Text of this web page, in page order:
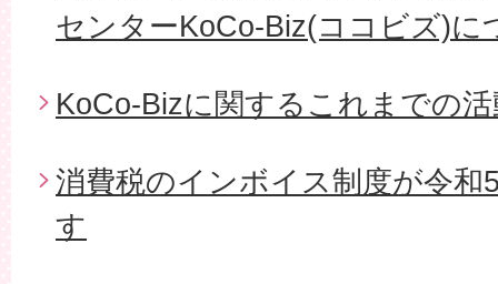
センターKoCo-Biz(ココビズ)に
KoCo-Bizに関するこれまでの
消費税のインボイス制度が令和
す